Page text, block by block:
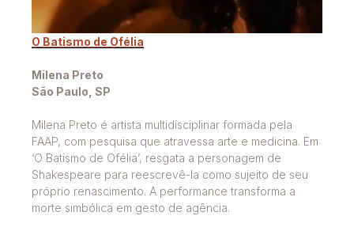
O Batismo de Ofélia
Milena Preto
São Paulo, SP
Milena Preto é artista multidisciplinar formada pela
FAAP, com pesquisa que atravessa arte e medicina. Em
‘O Batismo de Ofélia’, resgata a personagem de
Shakespeare para reescrevê-la como sujeito de seu
próprio renascimento. A performance transforma a
morte simbólica em gesto de agência.